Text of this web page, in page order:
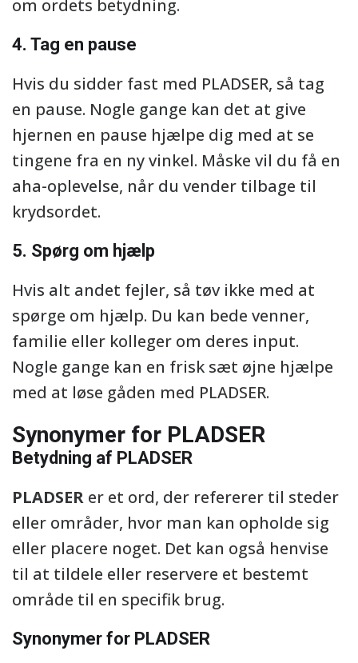
om ordets betydning.
4. Tag en pause
Hvis du sidder fast med PLADSER, så tag
en pause. Nogle gange kan det at give
hjernen en pause hjælpe dig med at se
tingene fra en ny vinkel. Måske vil du få en
aha-oplevelse, når du vender tilbage til
krydsordet.
5. Spørg om hjælp
Hvis alt andet fejler, så tøv ikke med at
spørge om hjælp. Du kan bede venner,
familie eller kolleger om deres input.
Nogle gange kan en frisk sæt øjne hjælpe
med at løse gåden med PLADSER.
Synonymer for PLADSER
Betydning af PLADSER
PLADSER er et ord, der refererer til steder
eller områder, hvor man kan opholde sig
eller placere noget. Det kan også henvise
til at tildele eller reservere et bestemt
område til en specifik brug.
Synonymer for PLADSER